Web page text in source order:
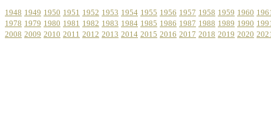
1948 1949 1950 1951 1952 1953 1954 1955 1956 1957 1958 1959 1960
1978 1979 1980 1981 1982 1983 1984 1985 1986 1987 1988 1989 1990
2008 2009 2010 2011 2012 2013 2014 2015 2016 2017 2018 2019 2020